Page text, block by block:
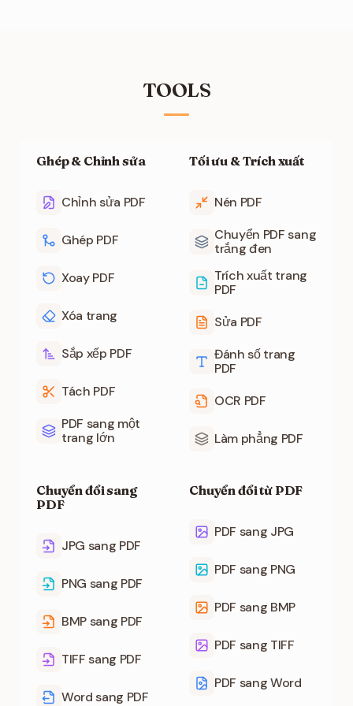
TOOLS
Ghép & Chỉnh sửa
Chỉnh sửa PDF
Ghép PDF
Xoay PDF
Xóa trang
Sắp xếp PDF
Tách PDF
PDF sang một
trang lớn
Tối ưu & Trích xuất
Nén PDF
Chuyển PDF sang
trắng đen
Trích xuất trang
PDF
Sửa PDF
Đánh số trang
PDF
OCR PDF
Làm phẳng PDF
Chuyển đổi sang
PDF
JPG sang PDF
PNG sang PDF
BMP sang PDF
TIFF sang PDF
Word sang PDF
Chuyển đổi từ PDF
PDF sang JPG
PDF sang PNG
PDF sang BMP
PDF sang TIFF
PDF sang Word